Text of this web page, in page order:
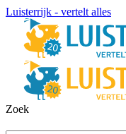
Luisterrijk - vertelt alles
Zoek